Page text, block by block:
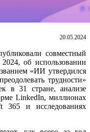
20.05.2024
совместный
об использовании
«ИИ утвердился
трудности»
в 31 стране, анализе
LinkedIn, миллионах
365 и исследованиях